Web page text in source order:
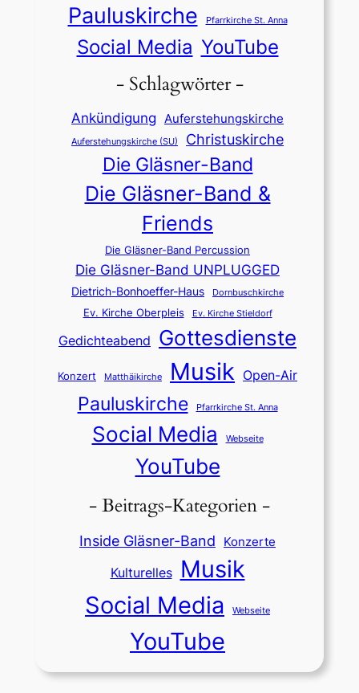
Pauluskirche Pfarrkirche St. Anna
Social Media YouTube
- Schlagwörter -
Ankündigung Auferstehungskirche
Auferstehungskirche (SU) Christuskirche
Die Gläsner-Band
Die Gläsner-Band &
Friends
Die Gläsner-Band Percussion
Die Gläsner-Band UNPLUGGED
Dietrich-Bonhoeffer-Haus Dornbuschkirche
Ev. Kirche Oberpleis Ev. Kirche Stieldorf
Gedichteabend Gottesdienste
Konzert Matthäikirche Musik Open-Air
Pauluskirche Pfarrkirche St. Anna
Social Media Webseite
YouTube
- Beitrags-Kategorien -
Inside Gläsner-Band Konzerte
Kulturelles
Musik
Social Media
Webseite
YouTube